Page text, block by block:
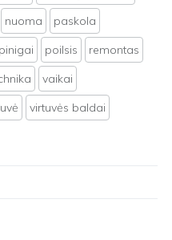
nuoma
paskola
pinigai poilsis
remontas
vaikai
virtuvės baldai